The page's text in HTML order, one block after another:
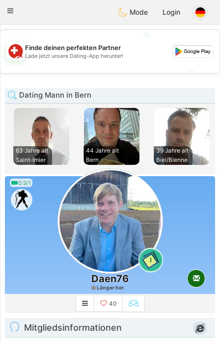
Suissi
Toggle
Mode Login
💖
💕
Finde deinen perfekten Partner
Lade jetzt unsere Dating-App herunter!
Dating Mann in Bern
63 Jahre alt
Saint-Imier
44 Jahre alt
Bern
39 Jahre alt
Biel/Bienne
0.9/1
1
Daen76
Länger her
40
Mitgliedsinformationen